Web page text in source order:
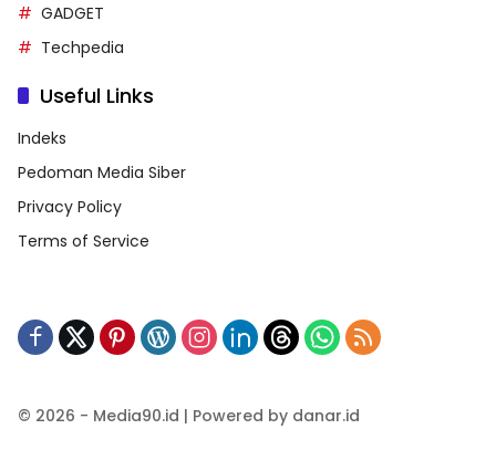
GADGET
Techpedia
Useful Links
Indeks
Pedoman Media Siber
Privacy Policy
Terms of Service
© 2026 - Media90.id | Powered by danar.id